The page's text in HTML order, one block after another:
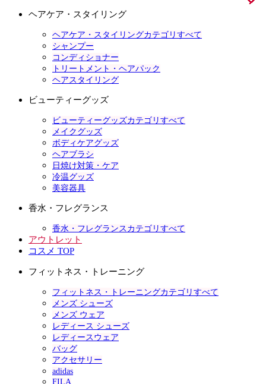
ヘアケア・スタイリング
ヘアケア・スタイリングカテゴリすべて
シャンプー
コンディショナー
トリートメント・ヘアパック
ヘアスタイリング
ビューティーグッズ
ビューティーグッズカテゴリすべて
メイクグッズ
ボディケアグッズ
ヘアブラシ
日焼け対策・ケア
冷温グッズ
美容器具
香水・フレグランス
香水・フレグランスカテゴリすべて
アウトレット
コスメ TOP
フィットネス・トレーニング
フィットネス・トレーニングカテゴリすべて
メンズ シューズ
メンズ ウェア
レディース シューズ
レディースウェア
バッグ
アクセサリー
adidas
FILA